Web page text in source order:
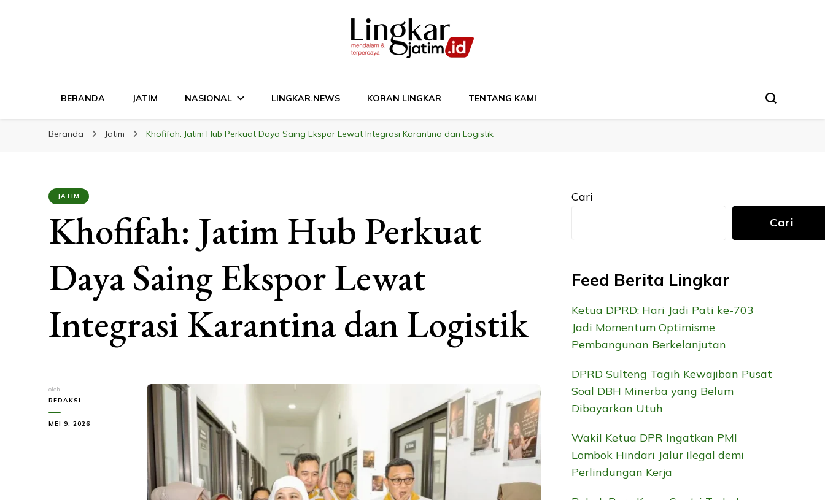
BERANDA JATIM NASIONAL LINGKAR.NEWS KORAN LINGKAR TENTANG KAMI
Beranda Jatim Khofifah: Jatim Hub Perkuat Daya Saing Ekspor Lewat Integrasi Karantina dan Logistik
JATIM
Khofifah: Jatim Hub Perkuat
Daya Saing Ekspor Lewat
Integrasi Karantina dan Logistik
oleh
REDAKSI
MEI 9, 2026
Cari
Cari
Feed Berita Lingkar
Ketua DPRD: Hari Jadi Pati ke-703
Jadi Momentum Optimisme
Pembangunan Berkelanjutan
DPRD Sulteng Tagih Kewajiban Pusat
Soal DBH Minerba yang Belum
Dibayarkan Utuh
Wakil Ketua DPR Ingatkan PMI
Lombok Hindari Jalur Ilegal demi
Perlindungan Kerja